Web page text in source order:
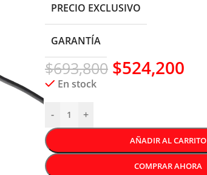
PRECIO EXCLUSIVO
GARANTÍA
$693,800 $524,200
En stock
- +
AÑADIR AL CARRITO
COMPRAR AHORA